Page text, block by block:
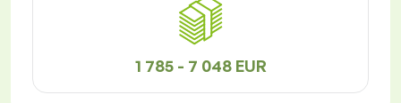
1 785 - 7 048 EUR